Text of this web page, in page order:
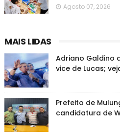
Agosto 07, 2026
MAIS LIDAS
Adriano Galdino
vice de Lucas;
Prefeito de
candidatura de